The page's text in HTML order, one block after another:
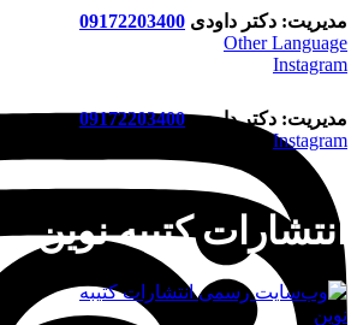
مدیریت: دکتر داودی 09172203400
Other Language
Instagram
مدیریت: دکتر داودی09172203400
Instagram
انتشارات کتیبه نوین